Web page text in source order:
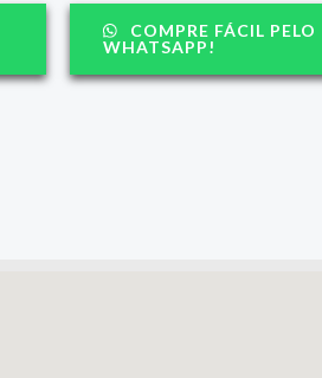
COMPRE FÁCIL PELO
WHATSAPP!